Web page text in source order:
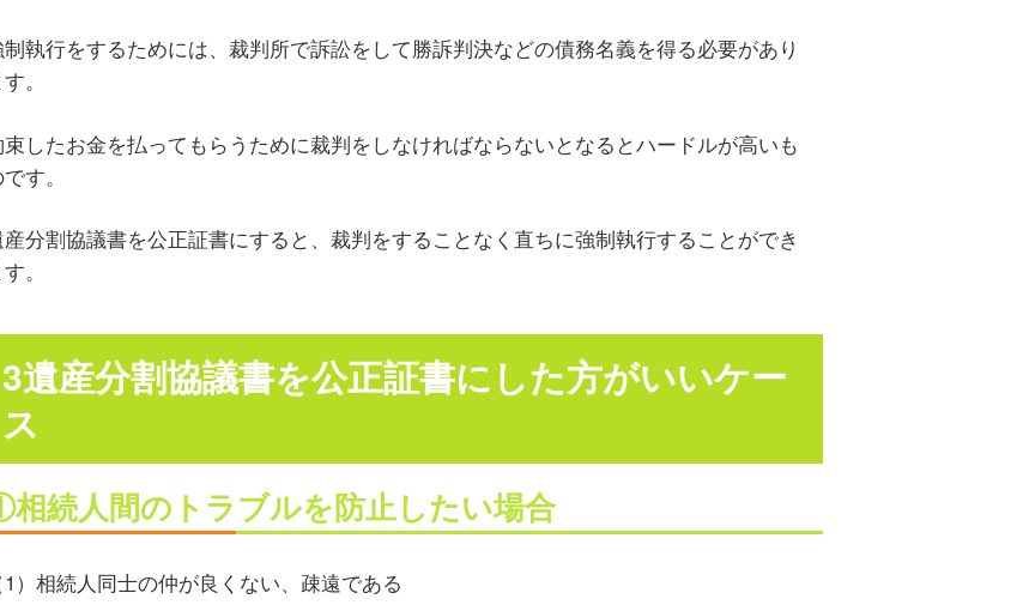
執行をするためには、裁判所で訴訟をして勝訴判決などの債務名義を得る必要があり
。
したお金を払ってもらうために裁判をしなければならないとなるとハードルが高いも
す。
分割協議書を公正証書にすると、裁判をすることなく直ちに強制執行することができ
。
3遺産分割協議書を公正証書にした方がいいケー
ス
続人間のトラブルを防止したい場合
1）相続人同士の仲が良くない、疎遠である